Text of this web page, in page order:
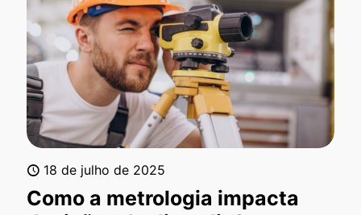
18 de julho de 2025
Como a metrologia impacta